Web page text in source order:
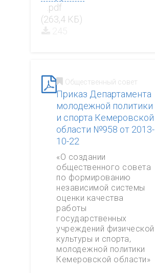
.pdf
(263,4 КБ)
Общественный совет
Приказ Департамента
молодежной политики
и спорта Кемеровской
области №958 от 2013-
10-22
«О создании
общественного совета
по формированию
независимой системы
оценки качества
работы
государственных
учреждений физической
культуры и спорта,
молодежной политики
Кемеровской области»